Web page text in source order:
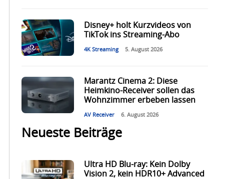
Disney+ holt Kurzvideos von
TikTok ins Streaming-Abo
4K Streaming 5. August 2026
Marantz Cinema 2: Diese
Heimkino-Receiver sollen das
Wohnzimmer erbeben lassen
AV Receiver 6. August 2026
Neueste Beiträge
Ultra HD Blu-ray: Kein Dolby
Vision 2, kein HDR10+ Advanced